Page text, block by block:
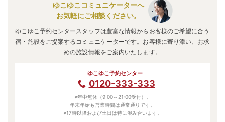
ゆこゆこコミュニケーターへ
お気軽にご相談ください。
ゆこゆこ予約センタースタッフは豊富な情報からお客様のご希望に合う
宿・施設をご提案するコミュニケーターです。お客様に寄り添い、お求
めの施設情報をご案内いたします。
ゆこゆこ予約センター
0120-333-333
※年中無休（9:00～21:00受付）。
年末年始も営業時間は通常通りです。
※17時以降および土日は特に混み合います。